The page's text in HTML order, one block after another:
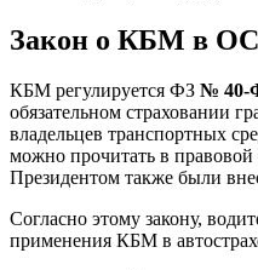
Закон о КБМ в
КБМ регулируется ФЗ № 40-
обязательном страховании
владельцев транспортных
можно прочитать в правовой
Президентом также были
Согласно этому закону,
применения КБМ в